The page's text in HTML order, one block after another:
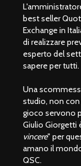
best seller
Exchange in
di realizzare
esperto del
sapere per tutti.
Una
studio, non
gioco servono
Giulio Giorgetti
vincere" per
amano il
QSC.